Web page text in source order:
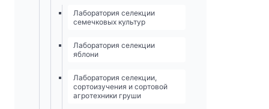
Лаборатория селекции
семечковых культур
Лаборатория селекции
яблони
Лаборатория селекции,
сортоизучения и сортовой
агротехники груши